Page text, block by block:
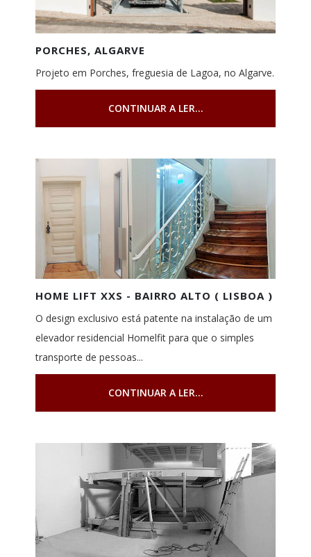
PORCHES, ALGARVE
Projeto em Porches, freguesia de Lagoa, no Algarve.
CONTINUAR A LER...
HOME LIFT XXS - BAIRRO ALTO ( LISBOA )
O design exclusivo está patente na instalação de um
elevador residencial Homelfit para que o simples
transporte de pessoas...
CONTINUAR A LER...